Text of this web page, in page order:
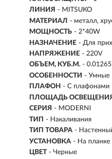
ЛИНИЯ - MITSUKO
МАТЕРИАЛ - металл,
МОЩНОСТЬ - 2*40W
НАЗНАЧЕНИЕ - Для
НАПРЯЖЕНИЕ - 220V
ОБЪЕМ, КУБ.М. - 0.01265
ОСОБЕННОСТИ - Умные
ПЛАФОН - С плафонами
ПЛОЩАДЬ
СЕРИЯ - MODERNI
ТИП - Накаливания
ТИП ТОВАРА -
УСТАНОВКА - На планке
ЦВЕТ - Черные